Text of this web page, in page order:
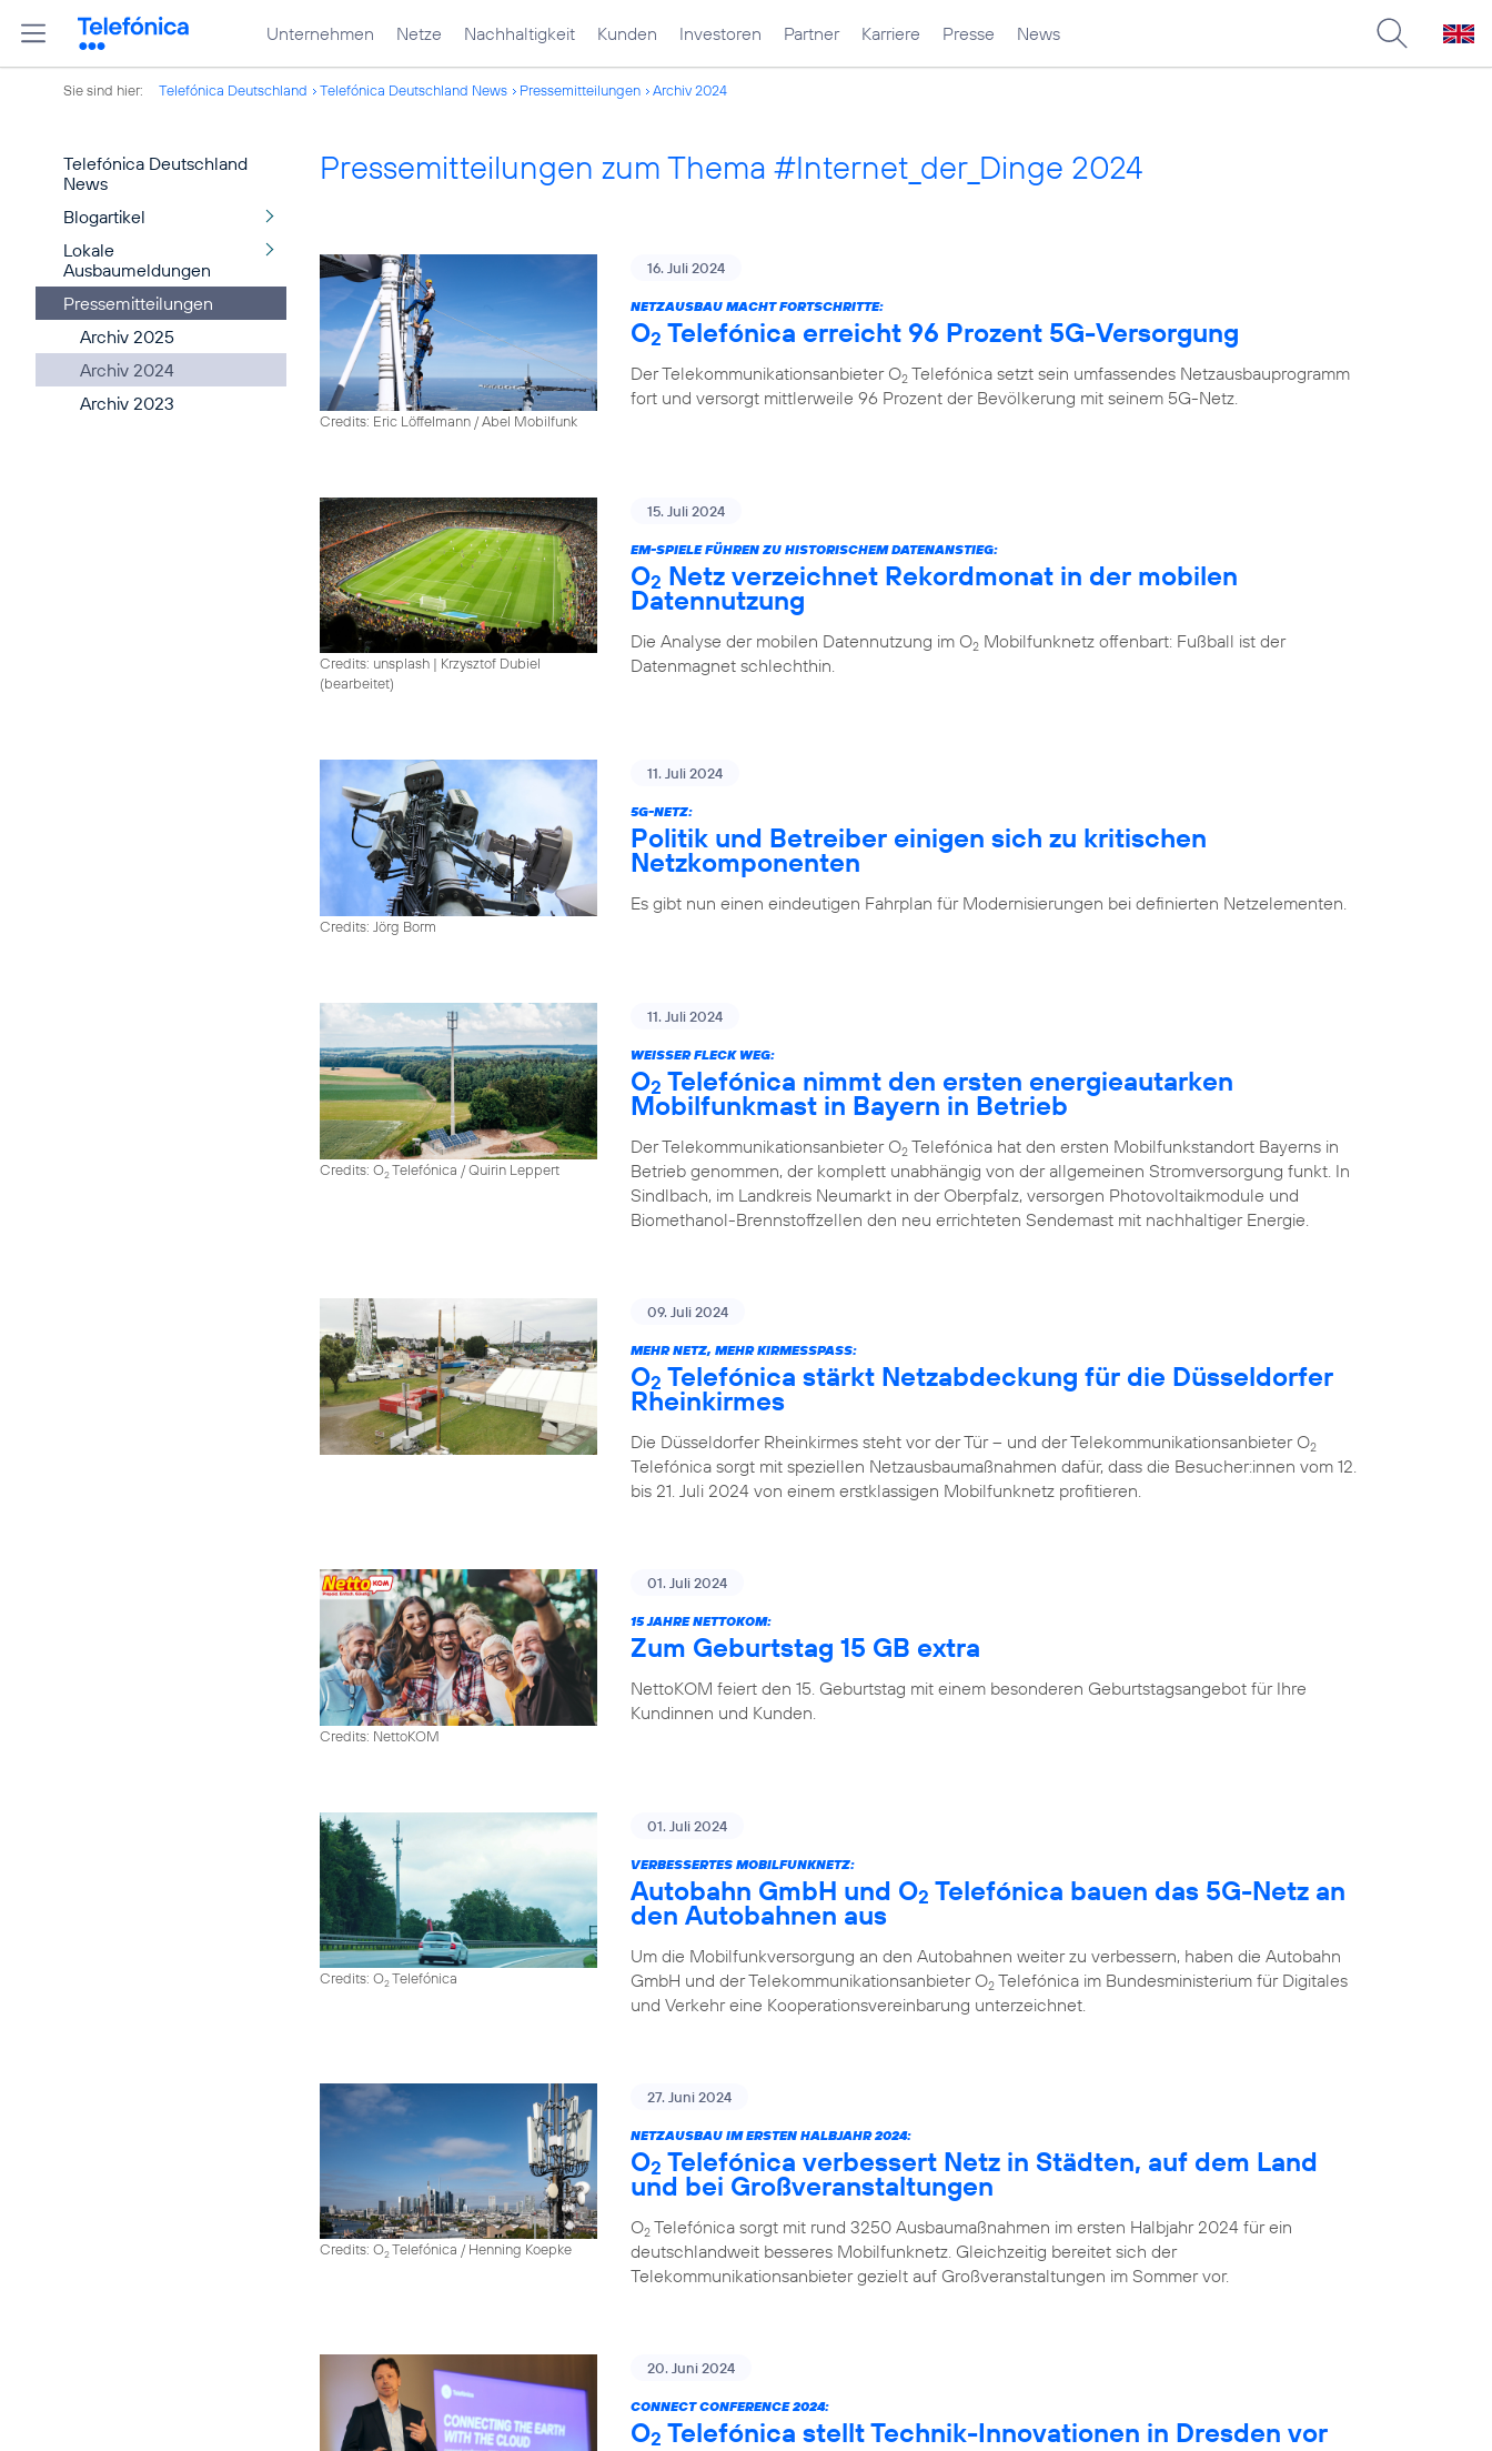
Unternehmen Netze Nachhaltigkeit Kunden Investoren Partner Karriere Presse News
Sie sind hier: Telefónica Deutschland Telefónica Deutschland News Pressemitteilungen Archiv 2024
Telefónica Deutschland
News
Blogartikel
Lokale
Ausbaumeldungen
Pressemitteilungen
Archiv 2025
Archiv 2024
Archiv 2023
Pressemitteilungen zum Thema #Internet_der_Dinge 2024
Credits: Eric Löffelmann / Abel Mobilfunk
16. Juli 2024
NETZAUSBAU MACHT FORTSCHRITTE:
O2 Telefónica erreicht 96 Prozent 5G-Versorgung
Der Telekommunikationsanbieter O2 Telefónica setzt sein umfassendes Netzausbauprogramm
fort und versorgt mittlerweile 96 Prozent der Bevölkerung mit seinem 5G-Netz.
Credits: unsplash | Krzysztof Dubiel
(bearbeitet)
15. Juli 2024
EM-SPIELE FÜHREN ZU HISTORISCHEM DATENANSTIEG:
O2 Netz verzeichnet Rekordmonat in der mobilen
Datennutzung
Die Analyse der mobilen Datennutzung im O2 Mobilfunknetz offenbart: Fußball ist der
Datenmagnet schlechthin.
Credits: Jörg Borm
11. Juli 2024
5G-NETZ:
Politik und Betreiber einigen sich zu kritischen
Netzkomponenten
Es gibt nun einen eindeutigen Fahrplan für Modernisierungen bei definierten Netzelementen.
Credits: O2Telefónica / Quirin Leppert
11. Juli 2024
WEISSER FLECK WEG:
O2 Telefónica nimmt den ersten energieautarken
Mobilfunkmast in Bayern in Betrieb
Der Telekommunikationsanbieter O2 Telefónica hat den ersten Mobilfunkstandort Bayerns in
Betrieb genommen, der komplett unabhängig von der allgemeinen Stromversorgung funkt. In
Sindlbach, im Landkreis Neumarkt in der Oberpfalz, versorgen Photovoltaikmodule und
Biomethanol-Brennstoffzellen den neu errichteten Sendemast mit nachhaltiger Energie.
09. Juli 2024
MEHR NETZ, MEHR KIRMESSPASS:
O2 Telefónica stärkt Netzabdeckung für die Düsseldorfer
Rheinkirmes
Die Düsseldorfer Rheinkirmes steht vor der Tür – und der Telekommunikationsanbieter O2
Telefónica sorgt mit speziellen Netzausbaumaßnahmen dafür, dass die Besucher:innen vom 12.
bis 21. Juli 2024 von einem erstklassigen Mobilfunknetz profitieren.
Credits: NettoKOM
01. Juli 2024
15 JAHRE NETTOKOM:
Zum Geburtstag 15 GB extra
NettoKOM feiert den 15. Geburtstag mit einem besonderen Geburtstagsangebot für Ihre
Kundinnen und Kunden.
Credits: O2Telefónica
01. Juli 2024
VERBESSERTES MOBILFUNKNETZ:
Autobahn GmbH und O2 Telefónica bauen das 5G-Netz an
den Autobahnen aus
Um die Mobilfunkversorgung an den Autobahnen weiter zu verbessern, haben die Autobahn
GmbH und der Telekommunikationsanbieter O2 Telefónica im Bundesministerium für Digitales
und Verkehr eine Kooperationsvereinbarung unterzeichnet.
Credits: O2Telefónica / Henning Koepke
27. Juni 2024
NETZAUSBAU IM ERSTEN HALBJAHR 2024:
O2 Telefónica verbessert Netz in Städten, auf dem Land
und bei Großveranstaltungen
O2 Telefónica sorgt mit rund 3250 Ausbaumaßnahmen im ersten Halbjahr 2024 für ein
deutschlandweit besseres Mobilfunknetz. Gleichzeitig bereitet sich der
Telekommunikationsanbieter gezielt auf Großveranstaltungen im Sommer vor.
20. Juni 2024
CONNECT CONFERENCE 2024:
O2 Telefónica stellt Technik-Innovationen in Dresden vor